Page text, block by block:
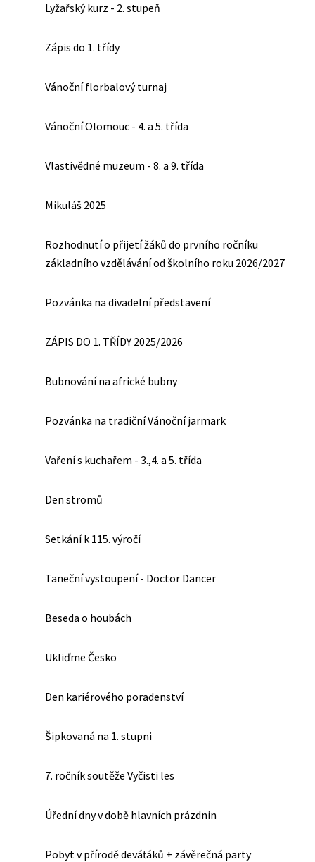
Lyžařský kurz - 2. stupeň
Zápis do 1. třídy
Vánoční florbalový turnaj
Vánoční Olomouc - 4. a 5. třída
Vlastivědné muzeum - 8. a 9. třída
Mikuláš 2025
Rozhodnutí o přijetí žáků do prvního ročníku
základního vzdělávání od školního roku 2026/2027
Pozvánka na divadelní představení
ZÁPIS DO 1. TŘÍDY 2025/2026
Bubnování na africké bubny
Pozvánka na tradiční Vánoční jarmark
Vaření s kuchařem - 3.,4. a 5. třída
Den stromů
Setkání k 115. výročí
Taneční vystoupení - Doctor Dancer
Beseda o houbách
Ukliďme Česko
Den kariérového poradenství
Šipkovaná na 1. stupni
7. ročník soutěže Vyčisti les
Úřední dny v době hlavních prázdnin
Pobyt v přírodě deváťáků + závěrečná party